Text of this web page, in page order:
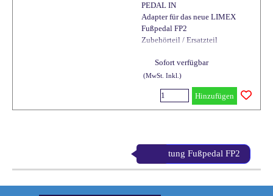
PEDAL IN
Adapter für das neue LIMEX
Fußpedal FP2
Zubehörteil / Ersatzteil
und Kabel ausgeliefert
Sofort verfügbar
(MwSt. Inkl.)
Hinzufügen
Anleitung Fußpedal FP2